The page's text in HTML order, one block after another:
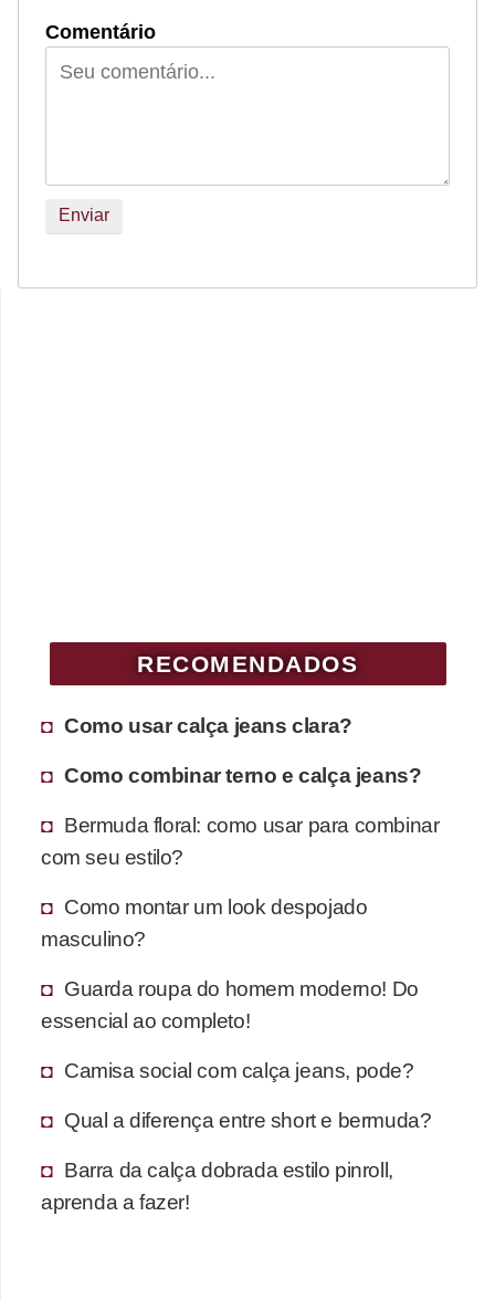
Comentário
RECOMENDADOS
Como usar calça jeans clara?
Como combinar terno e calça jeans?
Bermuda floral: como usar para combinar
com seu estilo?
Como montar um look despojado
masculino?
Guarda roupa do homem moderno! Do
essencial ao completo!
Camisa social com calça jeans, pode?
Qual a diferença entre short e bermuda?
Barra da calça dobrada estilo pinroll,
aprenda a fazer!